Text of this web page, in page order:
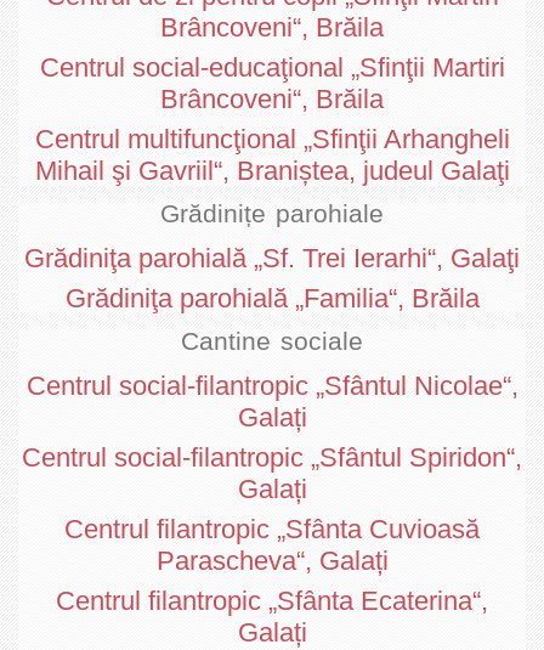
Brâncoveni“, Brăila
Centrul social-educaţional „Sfinţii Martiri
Brâncoveni“, Brăila
Centrul multifuncţional „Sfinţii Arhangheli
Mihail şi Gavriil“, Braniștea, judeul Galaţi
Grădinițe parohiale
Grădiniţa parohială „Sf. Trei Ierarhi“, Galaţi
Grădiniţa parohială „Familia“, Brăila
Cantine sociale
Centrul social-filantropic „Sfântul Nicolae“,
Galați
Centrul social-filantropic „Sfântul Spiridon“,
Galați
Centrul filantropic „Sfânta Cuvioasă
Parascheva“, Galați
Centrul filantropic „Sfânta Ecaterina“,
Galați